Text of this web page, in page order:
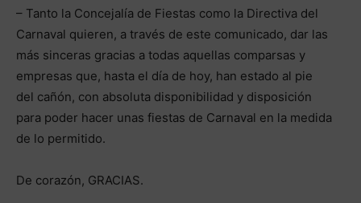
– Tanto la Concejalía de Fiestas como la Directiva del
Carnaval quieren, a través de este comunicado, dar las
más sinceras gracias a todas aquellas comparsas y
empresas que, hasta el día de hoy, han estado al pie
del cañón, con absoluta disponibilidad y disposición
para poder hacer unas fiestas de Carnaval en la medida
de lo permitido.
De corazón, GRACIAS.